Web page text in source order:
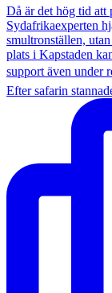
Efter safarin